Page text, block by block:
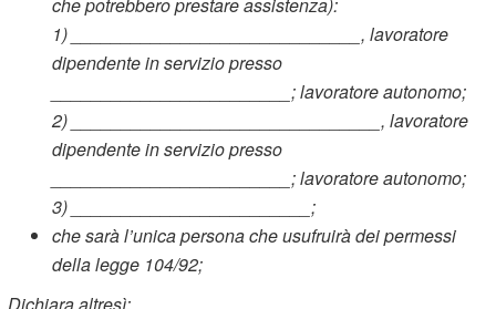
1)
_____________________________, lavoratore
dipendente in servizio presso
________________________; lavoratore autonomo;
2)
_______________________________, lavoratore
dipendente in servizio presso
________________________; lavoratore autonomo;
3)
________________________;
che sarà l’unica persona che usufruirà dei permessi
della legge 104/92;
Dichiara altresì: